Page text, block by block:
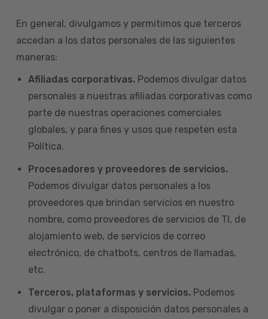
En general, divulgamos y permitimos que terceros
accedan a los datos personales de las siguientes
maneras:
Afiliadas corporativas. Podemos divulgar datos
personales a nuestras afiliadas corporativas como
parte de nuestras operaciones comerciales
globales, y para fines y usos que respeten esta
Política.
Procesadores y proveedores de servicios.
Podemos divulgar datos personales a los
proveedores que brindan servicios en nuestro
nombre, como proveedores de servicios de TI, de
alojamiento web, de servicios de correo
electrónico, de chatbots, centros de llamadas,
etc.
Terceros, plataformas y servicios. Podemos
divulgar o poner a disposición datos personales a